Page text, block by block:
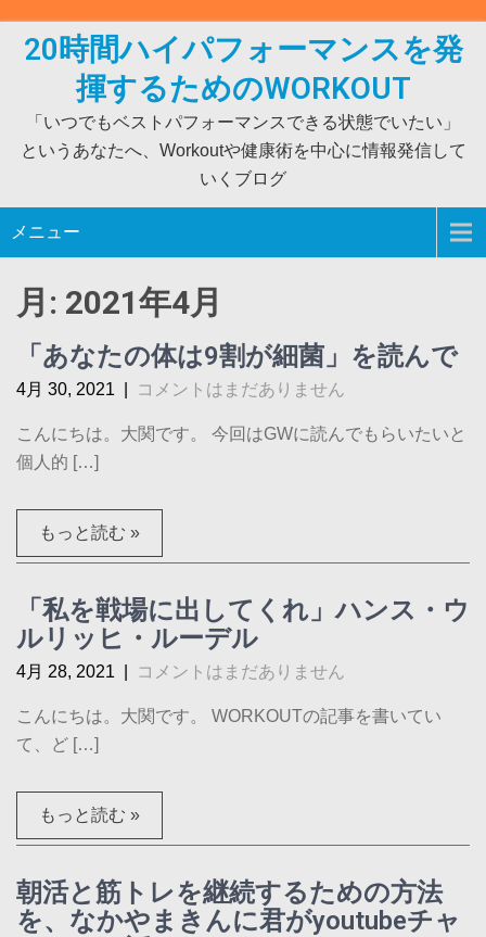
20時間ハイパフォーマンスを発
揮するためのWORKOUT
「いつでもベストパフォーマンスできる状態でいたい」
というあなたへ、Workoutや健康術を中心に情報発信して
いくブログ
メニュー
月: 2021年4月
「あなたの体は9割が細菌」を読んで
4月 30, 2021 コメントはまだありません
こんにちは。大関です。 今回はGWに読んでもらいたいと
個人的 […]
もっと読む »
「私を戦場に出してくれ」ハンス・ウ
ルリッヒ・ルーデル
4月 28, 2021 コメントはまだありません
こんにちは。大関です。 WORKOUTの記事を書いてい
て、ど […]
もっと読む »
朝活と筋トレを継続するための方法
を、なかやまきんに君がyoutubeチャ